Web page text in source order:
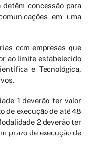
detêm concessão para
em uma
com empresas que
ao limite estabelecido
e Tecnológica,
1 deverão ter valor
de execução de até 48
2 deverão ter
prazo de execução de